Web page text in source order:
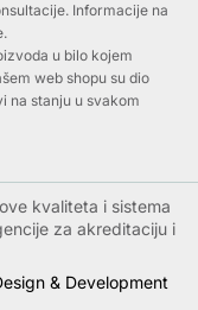
Informacije na
u bilo kojem
web shopu su dio
na stanju u svakom
kvaliteta i sistema
za akreditaciju i
& Development